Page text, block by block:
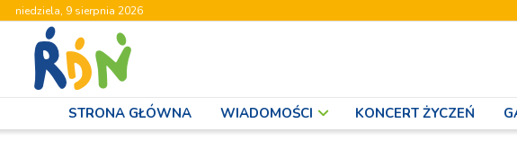
niedziela, 9 sierpnia 2026
STRONA GŁÓWNA WIADOMOŚCI KONCERT ŻYCZEŃ